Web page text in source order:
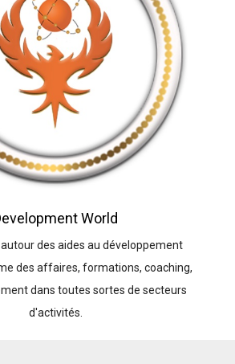
World
des aides au développement
des affaires, formations, coaching,
dans toutes sortes de secteurs
d'activités.